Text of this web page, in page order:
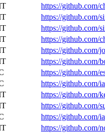
https://github.com/
https://github.com/
https://github.com/
https://github.com/
https://github.com/
https://github.com/
https://github.com/
https://github.com/
https://github.com/
https://github.com/
https://github.com/
https://github.com/